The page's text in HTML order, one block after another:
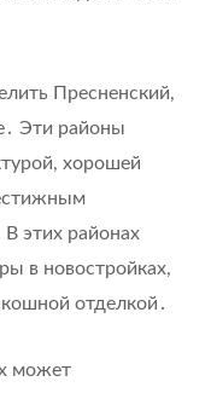
Пресненский,
Эти районы
хорошей
этих районах
в новостройках,
отделкой․
может